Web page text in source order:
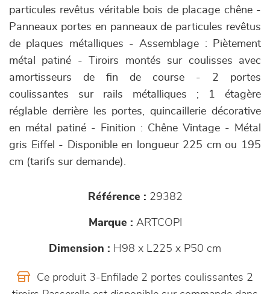
particules revêtus véritable bois de placage chêne -
Panneaux portes en panneaux de particules revêtus
de plaques métalliques - Assemblage : Piètement
métal patiné - Tiroirs montés sur coulisses avec
amortisseurs de fin de course - 2 portes
coulissantes sur rails métalliques ; 1 étagère
réglable derrière les portes, quincaillerie décorative
en métal patiné - Finition : Chêne Vintage - Métal
gris Eiffel - Disponible en longueur 225 cm ou 195
cm (tarifs sur demande).
Référence : 29382
Marque : ARTCOPI
Dimension : H98 x L225 x P50 cm
Ce produit 3-Enfilade 2 portes coulissantes 2